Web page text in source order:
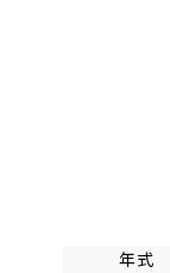
年式